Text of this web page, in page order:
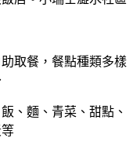
取餐，餐點種類多樣
、麵、青菜、甜點、